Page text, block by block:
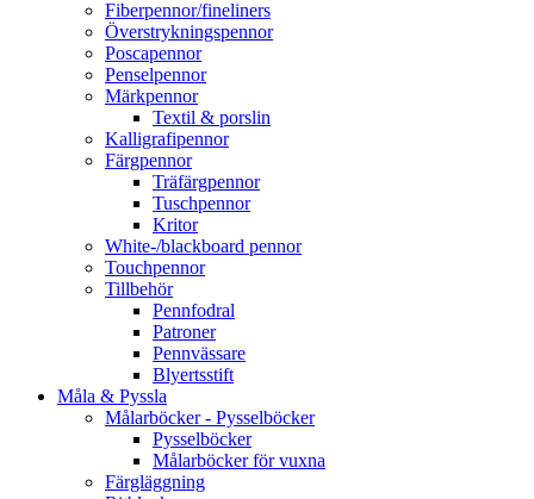
Fiberpennor/fineliners
Överstrykningspennor
Poscapennor
Penselpennor
Märkpennor
Textil & porslin
Kalligrafipennor
Färgpennor
Träfärgpennor
Tuschpennor
Kritor
White-/blackboard pennor
Touchpennor
Tillbehör
Pennfodral
Patroner
Pennvässare
Blyertsstift
Måla & Pyssla
Målarböcker - Pysselböcker
Pysselböcker
Målarböcker för vuxna
Färgläggning